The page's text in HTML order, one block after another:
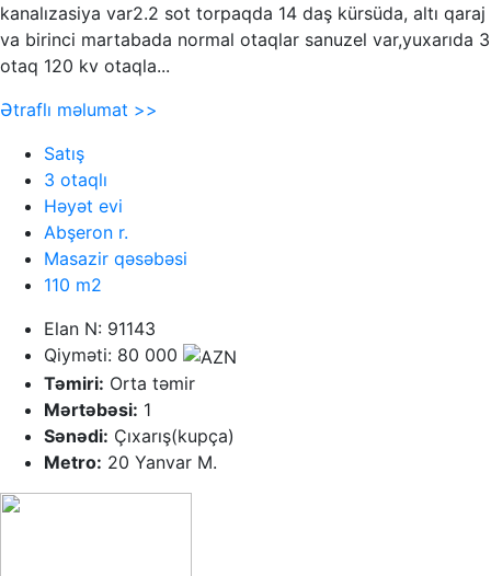
kanalızasiya var2.2 sot torpaqda 14 daş kürsüda, altı qaraj
va birinci martabada normal otaqlar sanuzel var,yuxarıda 3
otaq 120 kv otaqla...
Ətraflı məlumat >>
Satış
3 otaqlı
Həyət evi
Abşeron r.
Masazir qəsəbəsi
110 m2
Elan N: 91143
Qiyməti: 80 000
Təmiri: Orta təmir
Mərtəbəsi: 1
Sənədi: Çıxarış(kupça)
Metro: 20 Yanvar M.